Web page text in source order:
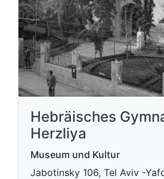
Hebräisches
Herzliya
Museum und Kultur
Jabotinsky 106, Tel Aviv -